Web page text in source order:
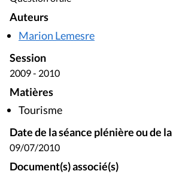
Auteurs
Marion Lemesre
Session
2009 - 2010
Matières
Tourisme
Date de la séance plénière ou de
09/07/2010
Document(s) associé(s)